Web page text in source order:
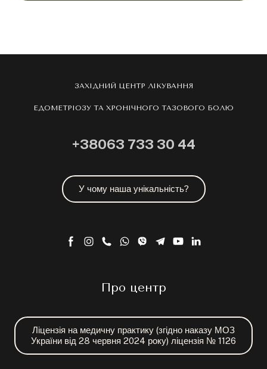
ЗАХІДНИЙ ЦЕНТР ЛІКУВАННЯ
ЕДОМЕТРІОЗУ ТА ХРОНІЧНОГО ТАЗОВОГО БОЛЮ
+38063 733 30 44
У чому наша унікальність?
Про центр
Ліцензія на медичну практику (згідно наказу МОЗ
України від 28 червня 2024 року) ліцензія № 1126